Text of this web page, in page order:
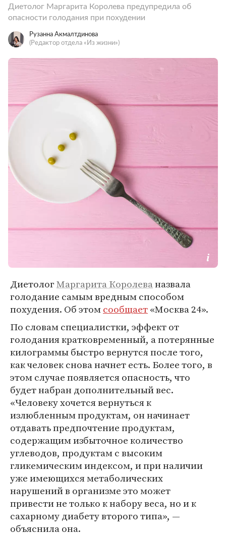
Диетолог Маргарита Королева предупредила об
опасности голодания при похудении
Рузанна Акмалтдинова
(Редактор отдела «Из жизни»)
ДиетологМаргарита Королеваназвала
голодание самым вредным способом
похудения. Об этомсообщает«Москва 24».
По словам специалистки, эффект от
голодания кратковременный, а потерянные
килограммы быстро вернутся после того,
как человек снова начнет есть. Более того, в
этом случае появляется опасность, что
будет набран дополнительный вес.
«Человеку хочется вернуться к
излюбленным продуктам, он начинает
отдавать предпочтение продуктам,
содержащим избыточное количество
углеводов, продуктам с высоким
гликемическим индексом, и при наличии
уже имеющихся метаболических
нарушений в организме это может
привести не только к набору веса, но и к
сахарному диабету второго типа», —
объяснила она.